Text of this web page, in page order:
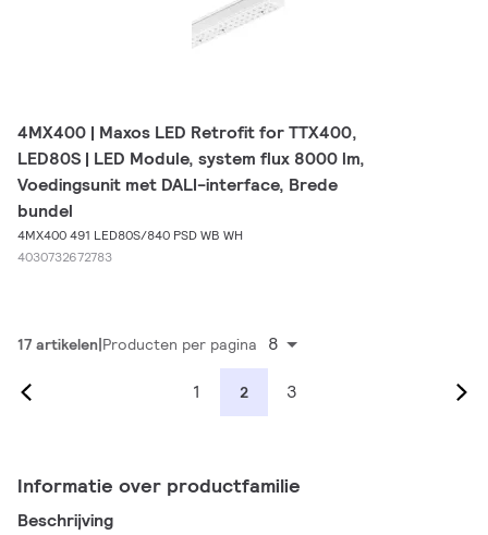
4MX400 | Maxos LED Retrofit for TTX400,
LED80S | LED Module, system flux 8000 lm,
Voedingsunit met DALI-interface, Brede
bundel
4MX400 491 LED80S/840 PSD WB WH
4030732672783
17 artikelen Producten per pagina 8
1 2 3
Informatie over productfamilie
Beschrijving